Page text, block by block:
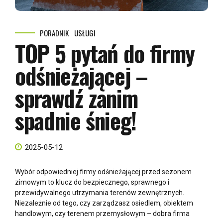
PORADNIK USŁUGI
TOP 5 pytań do firmy
odśnieżającej –
sprawdź zanim
spadnie śnieg!
2025-05-12
Wybór odpowiedniej firmy odśnieżającej przed sezonem
zimowym to klucz do bezpiecznego, sprawnego i
przewidywalnego utrzymania terenów zewnętrznych.
Niezależnie od tego, czy zarządzasz osiedlem, obiektem
handlowym, czy terenem przemysłowym – dobra firma